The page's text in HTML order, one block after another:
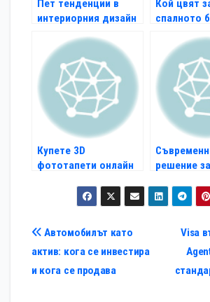
Пет тенденции в
интериорния дизайн
Кой цвят
спалното
Купете 3D
фототапети онлайн
решение
Навигация
Visa
Автомобилът като
актив: кога се инвестира
и кога се продава